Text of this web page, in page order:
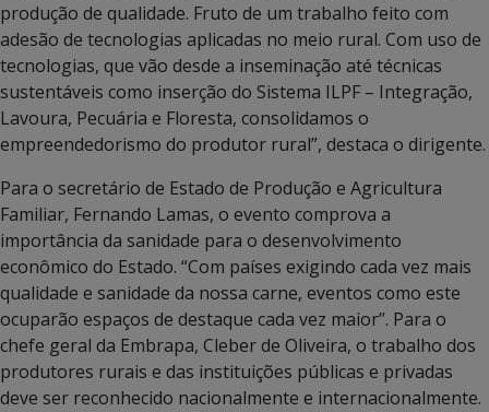
produção de qualidade. Fruto de um trabalho feito com
adesão de tecnologias aplicadas no meio rural. Com uso de
tecnologias, que vão desde a inseminação até técnicas
sustentáveis como inserção do Sistema ILPF – Integração,
Lavoura, Pecuária e Floresta, consolidamos o
empreendedorismo do produtor rural”, destaca o dirigente.
Para o secretário de Estado de Produção e Agricultura
Familiar, Fernando Lamas, o evento comprova a
importância da sanidade para o desenvolvimento
econômico do Estado. “Com países exigindo cada vez mais
qualidade e sanidade da nossa carne, eventos como este
ocuparão espaços de destaque cada vez maior”. Para o
chefe geral da Embrapa, Cleber de Oliveira, o trabalho dos
produtores rurais e das instituições públicas e privadas
deve ser reconhecido nacionalmente e internacionalmente.